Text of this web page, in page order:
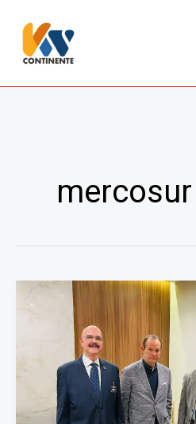
contenido
mercosur